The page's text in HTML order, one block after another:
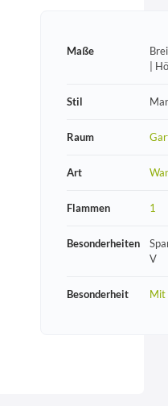
Maße
|
Stil
Raum
Art
Flammen 1
Besonderheiten
V
Besonderheit Mit